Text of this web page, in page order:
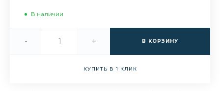
В наличии
- + В КОРЗИНУ
КУПИТЬ В 1 КЛИК